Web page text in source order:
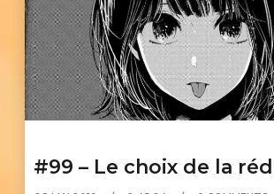
#99 – Le choix de la